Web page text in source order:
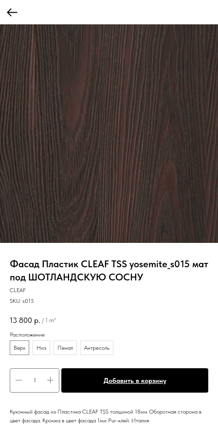
Фасад Пластик CLEAF TSS yosemite_s015 мат
под ШОТЛАНДСКУЮ СОСНУ
CLEAF
SKU: s015
13 800 р. / 1 m²
Расположение
Верх
Низ Пенал Антресоль
Добавить в корзину
Кухонный фасад из Пластика CLEAF TSS толщиной 18мм Оборотная сторона в
цвет фасада. Кромка в цвет фасада 1мм Pur-клей. Италия